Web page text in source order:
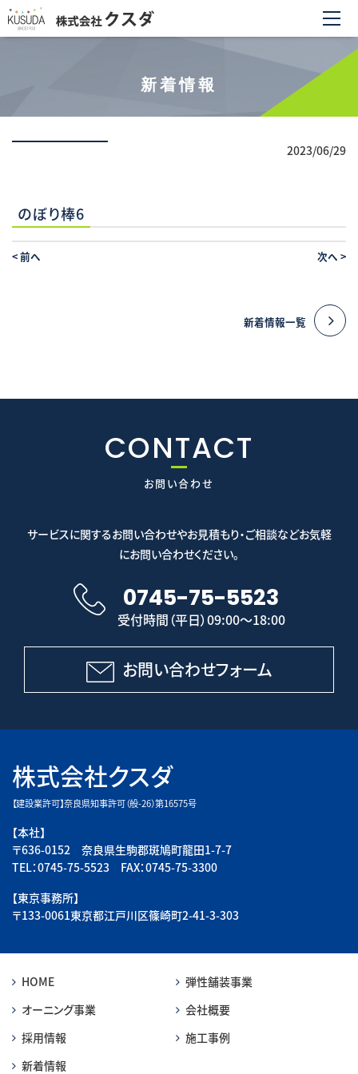
新着情報
2023/06/29
のぼり棒6
<前へ 次へ >
新着情報一覧
CONTACT
お問い合わせ
サービスに関するお問い合わせやお見積もり・ご相談などお気軽
にお問い合わせください。
0745-75-5523
受付時間（平日）09:00～18:00
お問い合わせフォーム
株式会社クスダ
【建設業許可】奈良県知事許可（般-26）第16575号
【本社】
〒636-0152 奈良県生駒郡斑鳩町龍田1-7-7
TEL：0745-75-5523 FAX：0745-75-3300
【東京事務所】
〒133-0061東京都江戸川区篠崎町2-41-3-303
HOME
弾性舗装事業
オーニング事業
会社概要
採用情報
施工事例
新着情報